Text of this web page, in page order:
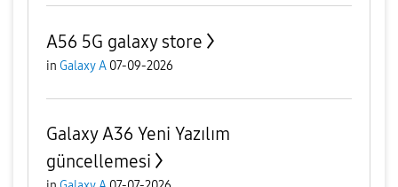
A56 5G galaxy store
in Galaxy A 07-09-2026
Galaxy A36 Yeni Yazılım
güncellemesi